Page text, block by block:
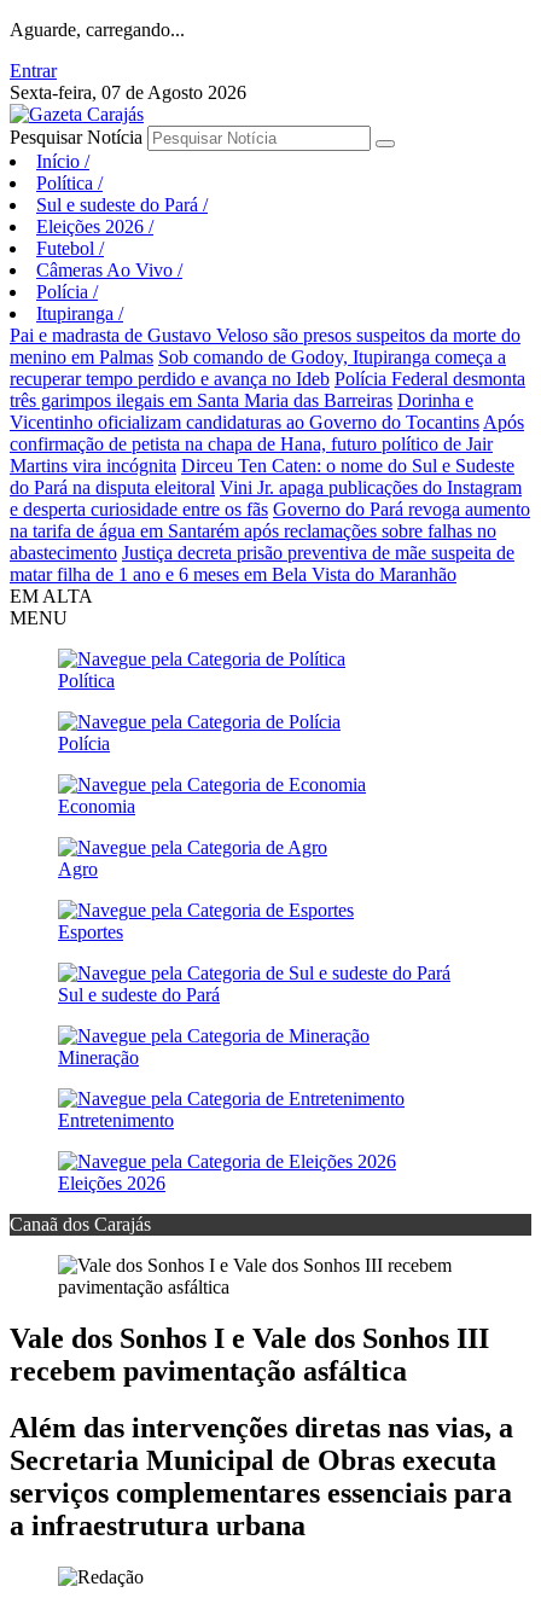
Aguarde, carregando...
Entrar
Sexta-feira, 07 de Agosto 2026
Pesquisar Notícia
Início /
Política /
Sul e sudeste do Pará /
Eleições 2026 /
Futebol /
Câmeras Ao Vivo /
Polícia /
Itupiranga /
Pai e madrasta de Gustavo Veloso são presos suspeitos da morte do
menino em Palmas Sob comando de Godoy, Itupiranga começa a
recuperar tempo perdido e avança no Ideb Polícia Federal desmonta
três garimpos ilegais em Santa Maria das Barreiras Dorinha e
Vicentinho oficializam candidaturas ao Governo do Tocantins Após
confirmação de petista na chapa de Hana, futuro político de Jair
Martins vira incógnita Dirceu Ten Caten: o nome do Sul e Sudeste
do Pará na disputa eleitoral Vini Jr. apaga publicações do Instagram
e desperta curiosidade entre os fãs Governo do Pará revoga aumento
na tarifa de água em Santarém após reclamações sobre falhas no
abastecimento Justiça decreta prisão preventiva de mãe suspeita de
matar filha de 1 ano e 6 meses em Bela Vista do Maranhão
EM ALTA
MENU
Política
Polícia
Economia
Agro
Esportes
Sul e sudeste do Pará
Mineração
Entretenimento
Eleições 2026
Canaã dos Carajás
Vale dos Sonhos I e Vale dos Sonhos III
recebem pavimentação asfáltica
Além das intervenções diretas nas vias, a
Secretaria Municipal de Obras executa
serviços complementares essenciais para
a infraestrutura urbana